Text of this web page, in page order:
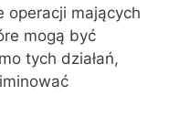
operacji mających
mogą być
tych działań,